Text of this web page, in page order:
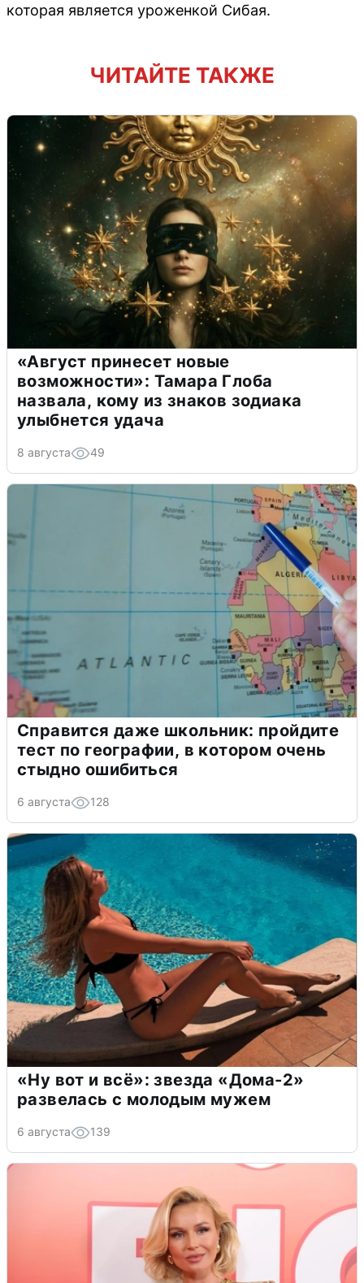
которая является уроженкой Сибая.
ЧИТАЙТЕ ТАКЖЕ
«Август принесет новые
возможности»: Тамара Глоба
назвала, кому из знаков зодиака
улыбнется удача
8 августа 49
Справится даже школьник: пройдите
тест по географии, в котором очень
стыдно ошибиться
6 августа 128
«Ну вот и всё»: звезда «Дома-2»
развелась с молодым мужем
6 августа 139